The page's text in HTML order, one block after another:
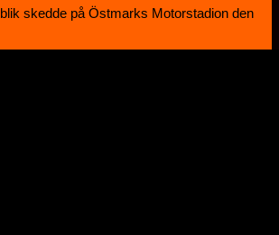
skedde på Östmarks Motorstadion den